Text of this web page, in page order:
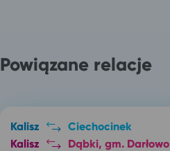
Powiązane relacje
Kalisz
Ciechocinek
Kalisz
Dąbki, gm. Darłowo